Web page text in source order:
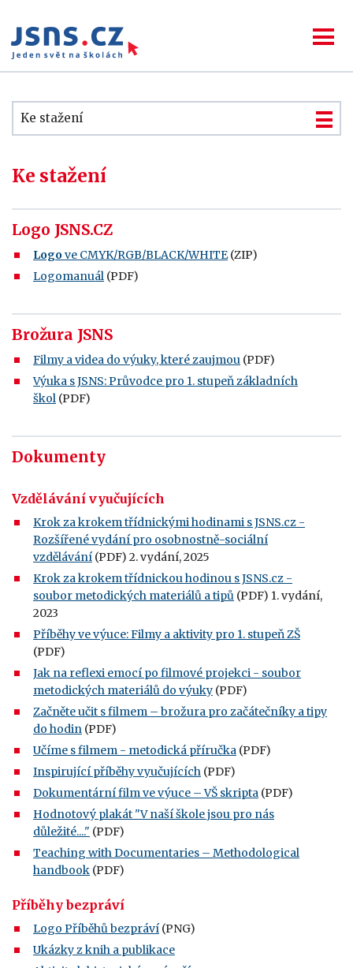
Ke stažení
Ke stažení
Logo JSNS.CZ
Logove CMYK/RGB/BLACK/WHITE(ZIP)
Logomanuál (PDF)
Brožura JSNS
Filmy a videa do výuky, které zaujmou (PDF)
Výuka s JSNS: Průvodce pro 1. stupeň základních
škol (PDF)
Dokumenty
Vzdělávání vyučujících
Krok za krokem třídnickými hodinami s JSNS.cz -
Rozšířené vydání pro osobnostně-sociální
vzdělávání (PDF) 2. vydání, 2025
Krok za krokem třídnickou hodinou s JSNS.cz -
soubor metodických materiálů a tipů (PDF) 1. vydání,
2023
Příběhy ve výuce: Filmy a aktivity pro 1. stupeň ZŠ
(PDF)
Jak na reflexi emocí po filmové projekci - soubor
metodických materiálů do výuky (PDF)
Začněte učit s filmem – brožura pro začátečníky a tipy
do hodin (PDF)
Učíme s filmem - metodická příručka (PDF)
Inspirující příběhy vyučujících (PDF)
Dokumentární film ve výuce – VŠ skripta (PDF)
Hodnotový plakát "V naší škole jsou pro nás
důležité...." (PDF)
Teaching with Documentaries – Methodological
handbook (PDF)
Příběhy bezpráví
Logo Příběhů bezpráví (PNG)
Ukázky z knih a publikace